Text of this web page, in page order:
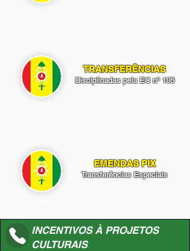
TRANSFERÊNCIAS
Disciplinadas pela EC nº 105
EMENDAS PIX
Transferências Especiais
INCENTIVOS À PROJETOS
CULTURAIS